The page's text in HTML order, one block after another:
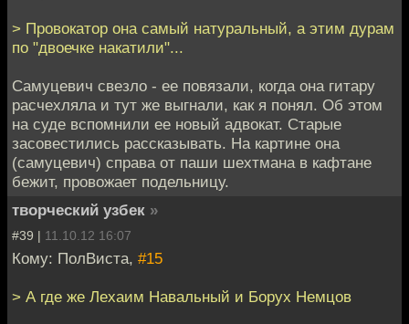
> Провокатор она самый натуральный, а этим дурам
по "двоечке накатили"...
Самуцевич свезло - ее повязали, когда она гитару
расчехляла и тут же выгнали, как я понял. Об этом
на суде вспомнили ее новый адвокат. Старые
засовестились рассказывать. На картине она
(самуцевич) справа от паши шехтмана в кафтане
бежит, провожает подельницу.
творческий узбек »
#39 | 11.10.12 16:07
Кому: ПолВиста, #15
> А где же Лехаим Навальный и Борух Немцов